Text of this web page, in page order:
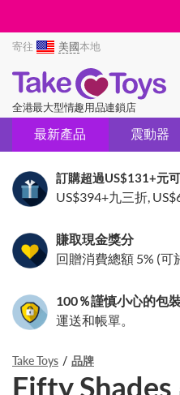
寄往 美國本地
全港最大型情趣用品連鎖店
最新產品 震動器
訂購超過US$131+元
US$394+九三折,
賺取現金獎分
回贈消費總額 5% (可
100％謹慎小心的包裝
運送和帳單。
Take Toys 品牌
Fifty Shades